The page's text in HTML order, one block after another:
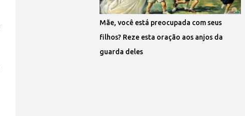
Mãe, você está preocupada com seus
filhos? Reze esta oração aos anjos da
guarda deles